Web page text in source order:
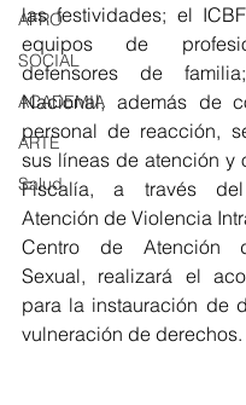
AFRO
SOCIAL
ACADEMIA
ARTE
Salud
las festividades; el
equipos de
defensores de
Nacional, además de
personal de reacción,
sus líneas de atención y
Fiscalía, a través
Atención de Violencia
Centro de Atención
Sexual, realizará el
para la instauración de
vulneración de derechos.